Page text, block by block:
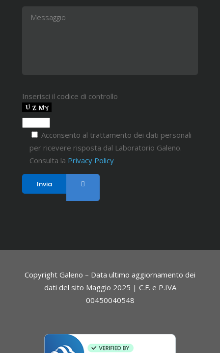
Inserisci il codice di controllo
Acconsento al trattamento dei dati personali
per ricevere risposta dal Laboratorio Galeno.
Consulta la Privacy Policy
Copyright Galeno – Data ultimo aggiornamento dei
dati del sito Maggio 2025 | C.F. e P.IVA
00450040548